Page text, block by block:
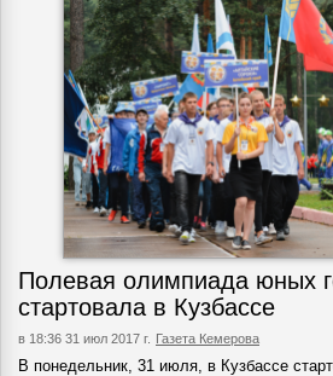
Полевая олимпиада юных
стартовала в Кузбассе
в 18:36 31 июл 2017 г. Газета Кемерова
В понедельник, 31 июля, в Кузбассе